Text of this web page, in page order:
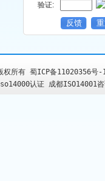
验证:
所有 蜀ICP备11020356号-
认证 成都ISO14001咨